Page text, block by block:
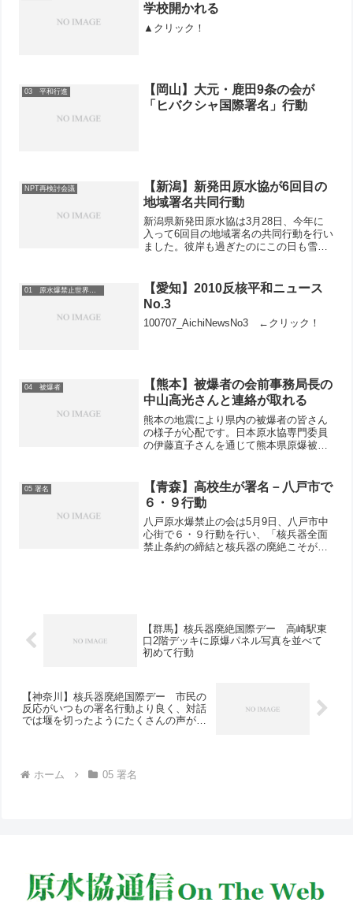
学校開かれる
▲クリック！
03 平和行進
【岡山】大元・鹿田9条の会が
「ヒバクシャ国際署名」行動
NPT再検討会議
【新潟】新発田原水協が6回目の
地域署名共同行動
新潟県新発田原水協は3月28日、今年に
入って6回目の地域署名の共同行動を行い
ました。彼岸も過ぎたのにこの日も雪の
きました。新発田原水協の目標は1万筆
で、28日現在5...
01 原水爆禁止世界大会
【愛知】2010反核平和ニュース
No.3
100707_AichiNewsNo3 ←クリック！
04 被爆者
【熊本】被爆者の会前事務局長の
中山高光さんと連絡が取れる
熊本の地震により県内の被爆者の皆さん
の様子が心配です。日本原水協専門委員
の伊藤直子さんを通じて熊本県原爆被害
食器棚が倒れ、ガラス窓が割れた程度。
片付けは大変ですが、電気...
05 署名
【青森】高校生が署名－八戸市で
八戸原水爆禁止の会は5月9日、八戸市中
心街で６・９行動を行い、「核兵器全面
禁止条約の締結と核兵器の廃絶こそが広
【群馬】核兵器廃絶国際デー 高崎駅東
口2階デッキに原爆パネル写真を並べて
初めて行動
【神奈川】核兵器廃絶国際デー 市民の
反応がいつもの署名行動より良く、対話
では堰を切ったようにたくさんの声が寄
ホーム 05 署名